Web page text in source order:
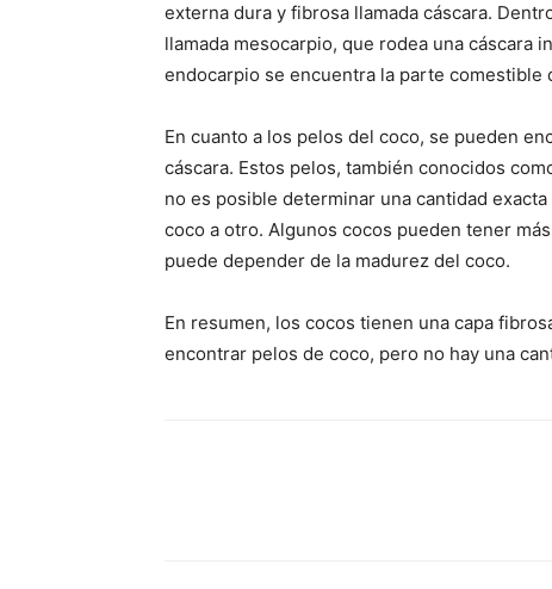
externa dura y fibrosa llamada cáscara.
llamada mesocarpio, que rodea una cáscara
endocarpio se encuentra la parte comestible
En cuanto a los pelos del coco, se pueden
cáscara. Estos pelos, también conocidos
no es posible determinar una cantidad
coco a otro. Algunos cocos pueden tener
puede depender de la madurez del coco.
En resumen, los cocos tienen una capa
encontrar pelos de coco, pero no hay una